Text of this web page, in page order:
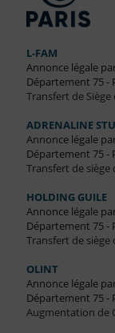
L-FAM
Annonce légale
Département 75 -
Transfert de
ADRENALINE
Annonce légale
Département 75 -
Transfert de
HOLDING GUILE
Annonce légale
Département 75 -
Transfert de
OLINT
Annonce légale
Département 75 -
Augmentation de